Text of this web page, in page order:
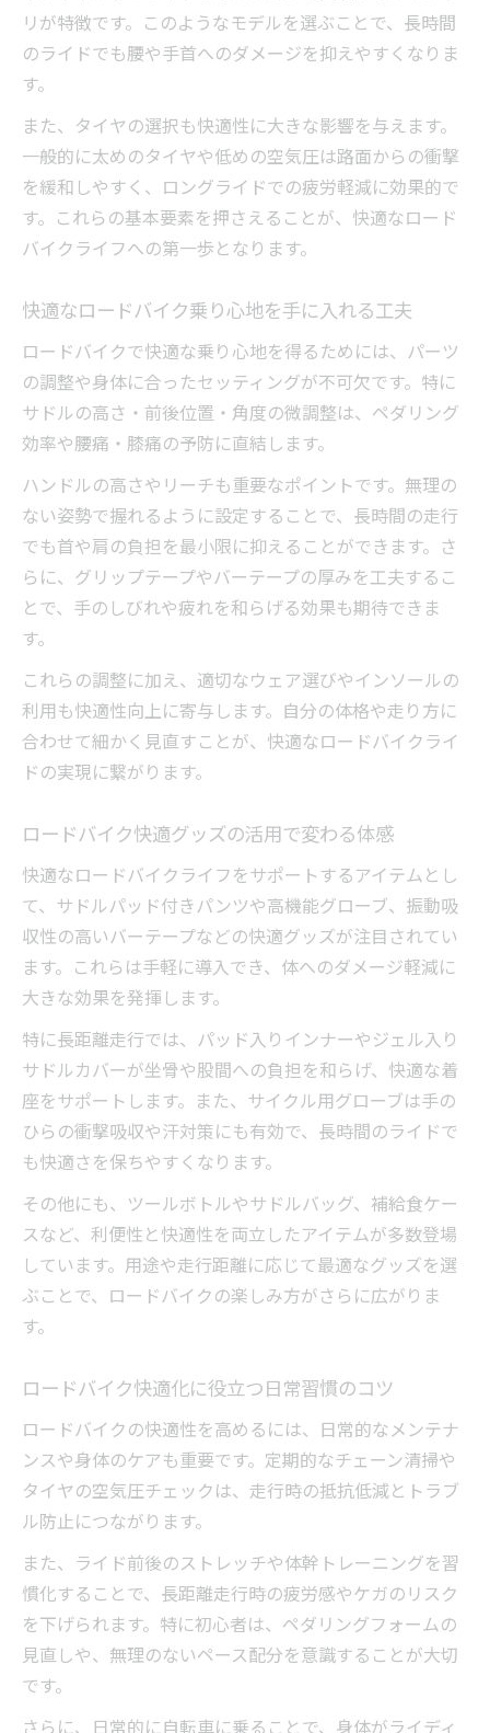
コスパ最強なロードバイク快適化の秘訣
快適なロードバイク選びに役立つポイント集
ランキングから探す快適なロードバイクの
特徴
後悔しないエンデュランスロード選択のコ
ツ
ロードバイク初心者が快適を体感する選び
方
毎日30分継続で実感する快適ライドの魅力
ロードバイクで毎日快適に続ける走り方の
工夫
30分ライドで感じるロードバイクの快適効
果
ロードバイク日常活用で健康と快適性を両
立
ロードバイクを続けて痩せる快適習慣とは
快適化テクニックでロードバイクを楽しむ極意
ロードバイク快適化のための基本テクニッ
ク
乗り心地アップに必須なロードバイク調整
省エネ走行で快適さを引き出すコツ
ロードバイク快適サドルの選び方と活用法
快適を保つためのタイヤ選びとメンテ術
エンデュランスロードが叶える快適な日常走行
エンデュランスロードの快適性と走行安定
快適な日常ライドに最適なロードバイク活
用法
ロードバイク通勤で実感する快適性の違い
エンデュランスおすすめモデルで快適日常
長距離も安心なロードバイク快適装備の選
び方
リが特徴です。このようなモデルを選ぶことで、長時間
のライドでも腰や手首へのダメージを抑えやすくなりま
す。
また、タイヤの選択も快適性に大きな影響を与えます。
一般的に太めのタイヤや低めの空気圧は路面からの衝撃
を緩和しやすく、ロングライドでの疲労軽減に効果的で
す。これらの基本要素を押さえることが、快適なロード
バイクライフへの第一歩となります。
快適なロードバイク乗り心地を手に入れる工夫
ロードバイクで快適な乗り心地を得るためには、パーツ
の調整や身体に合ったセッティングが不可欠です。特に
サドルの高さ・前後位置・角度の微調整は、ペダリング
効率や腰痛・膝痛の予防に直結します。
ハンドルの高さやリーチも重要なポイントです。無理の
ない姿勢で握れるように設定することで、長時間の走行
でも首や肩の負担を最小限に抑えることができます。さ
らに、グリップテープやバーテープの厚みを工夫するこ
とで、手のしびれや疲れを和らげる効果も期待できま
す。
これらの調整に加え、適切なウェア選びやインソールの
利用も快適性向上に寄与します。自分の体格や走り方に
合わせて細かく見直すことが、快適なロードバイクライ
ドの実現に繋がります。
ロードバイク快適グッズの活用で変わる体感
快適なロードバイクライフをサポートするアイテムとし
て、サドルパッド付きパンツや高機能グローブ、振動吸
収性の高いバーテープなどの快適グッズが注目されてい
ます。これらは手軽に導入でき、体へのダメージ軽減に
大きな効果を発揮します。
特に長距離走行では、パッド入りインナーやジェル入り
サドルカバーが坐骨や股間への負担を和らげ、快適な着
座をサポートします。また、サイクル用グローブは手の
ひらの衝撃吸収や汗対策にも有効で、長時間のライドで
も快適さを保ちやすくなります。
その他にも、ツールボトルやサドルバッグ、補給食ケー
スなど、利便性と快適性を両立したアイテムが多数登場
しています。用途や走行距離に応じて最適なグッズを選
ぶことで、ロードバイクの楽しみ方がさらに広がりま
す。
ロードバイク快適化に役立つ日常習慣のコツ
ロードバイクの快適性を高めるには、日常的なメンテナ
ンスや身体のケアも重要です。定期的なチェーン清掃や
タイヤの空気圧チェックは、走行時の抵抗低減とトラブ
ル防止につながります。
また、ライド前後のストレッチや体幹トレーニングを習
慣化することで、長距離走行時の疲労感やケガのリスク
を下げられます。特に初心者は、ペダリングフォームの
見直しや、無理のないペース配分を意識することが大切
です。
さらに、日常的に自転車に乗ることで、身体がライディ